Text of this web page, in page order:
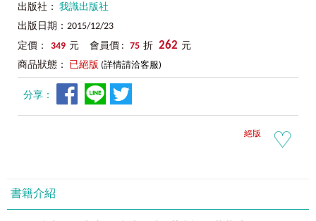
出版社： 我識出版社
出版日期：2015/12/23
定價：
349 元 會員價 : 75 折 262 元
商品狀態： 已絕版 (詳情請洽客服)
分享：
絕版
書籍介紹